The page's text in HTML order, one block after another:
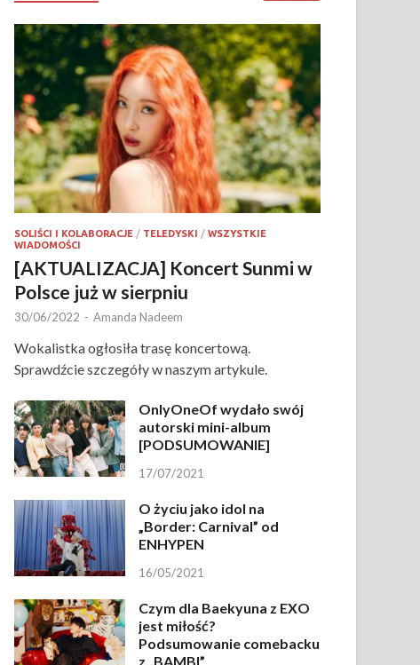
SOLIŚCI I KOLABORACJE / TELEDYSKI /WSZYSTKIE
WIADOMOŚCI
[AKTUALIZACJA] Koncert Sunmi w
Polsce już w sierpniu
30/06/2022 - Amanda Nadeem
Wokalistka ogłosiła trasę koncertową.
Sprawdźcie szczegóły w naszym artykule.
OnlyOneOf wydało swój
autorski mini-album
[PODSUMOWANIE]
17/07/2021
O życiu jako idol na
„Border: Carnival” od
ENHYPEN
16/05/2021
Czym dla Baekyuna z EXO
jest miłość?
Podsumowanie comebacku
z „BAMBI”